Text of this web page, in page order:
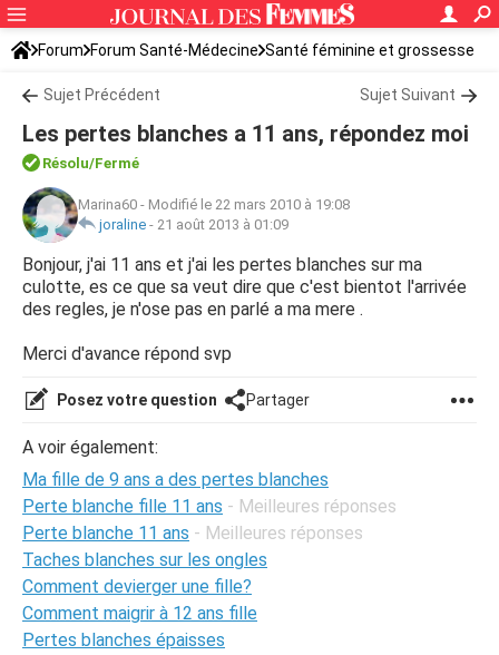
Forum Forum Santé-Médecine Santé féminine et grossesse
Ovulation
Sujet Précédent Sujet Suivant
Les pertes blanches a 11 ans, répondez moi
Résolu/Fermé
Marina60 - Modifié le 22 mars 2010 à 19:08
joraline - 21 août 2013 à 01:09
Bonjour, j'ai 11 ans et j'ai les pertes blanches sur ma
culotte, es ce que sa veut dire que c'est bientot l'arrivée
des regles, je n'ose pas en parlé a ma mere .
Merci d'avance répond svp
Posez votre question Partager
A voir également:
Ma fille de 9 ans a des pertes blanches
Perte blanche fille 11 ans - Meilleures réponses
Perte blanche 11 ans - Meilleures réponses
Taches blanches sur les ongles
Comment devierger une fille?
Comment maigrir à 12 ans fille
Pertes blanches épaisses